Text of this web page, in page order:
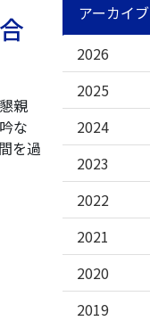
親
な
を過
アーカイブ
2026
2025
2024
2023
2022
2021
2020
2019